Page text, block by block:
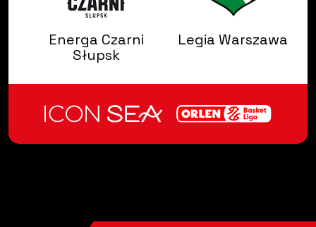
Energa Czarni
Słupsk
Legia Warszawa